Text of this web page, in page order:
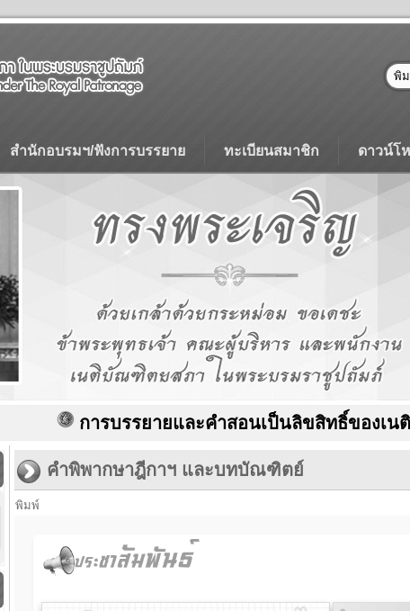
สำนักอบรมฯ/ฟังการบรรยาย ทะเบียนสมาชิก ดาวน์โ
การบรรยายและคำสอนเป็นลิขสิทธิ์ของเนติ
คำพิพากษาฎีกาฯ และบทบัณฑิตย์
พิมพ์